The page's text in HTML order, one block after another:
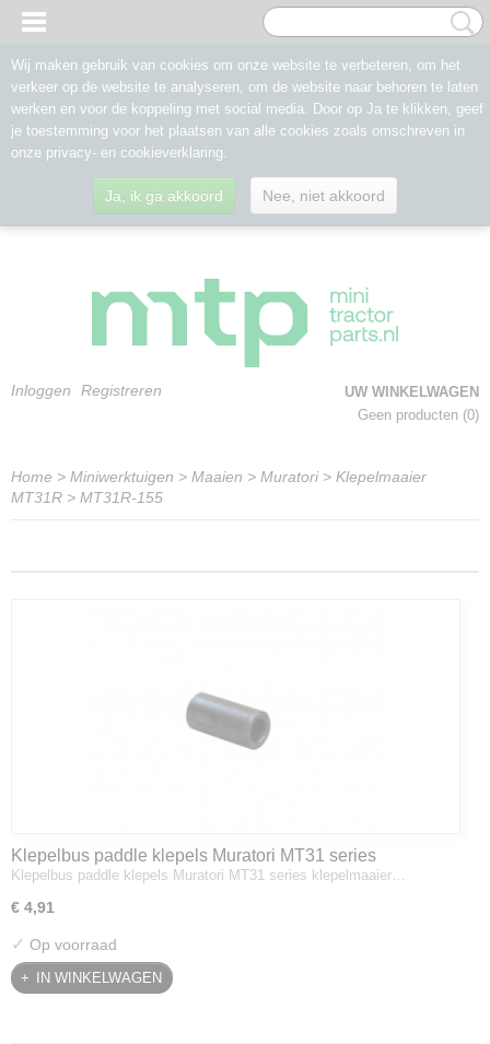
Inloggen Registreren
UW WINKELWAGEN
Geen producten (0)
Home > Miniwerktuigen > Maaien > Muratori> Klepelmaaier
MT31R > MT31R-155
Klepelbus paddle klepels Muratori MT31 series
klepelmaaier
Klepelbus paddle klepels Muratori MT31 series klepelmaaier…
€ 4,91
✓ Op voorraad
IN WINKELWAGEN
Wij maken gebruik van cookies om onze website te verbeteren, om het
verkeer op de website te analyseren, om de website naar behoren te laten
werken en voor de koppeling met social media. Door op Ja te klikken, geef
je toestemming voor het plaatsen van alle cookies zoals omschreven in
onze privacy- en cookieverklaring.
Ja, ik ga akkoord Nee, niet akkoord